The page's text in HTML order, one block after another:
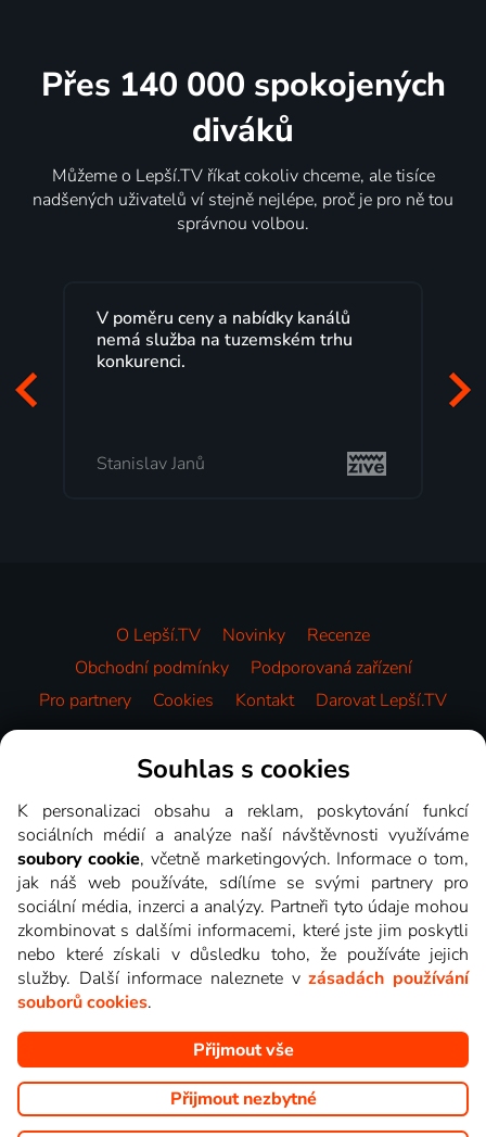
Přes 140 000 spokojených
diváků
Můžeme o Lepší.TV říkat cokoliv chceme, ale tisíce
nadšených uživatelů ví stejně nejlépe, proč je pro ně tou
správnou volbou.
Lepší.TV sleduji už několik let s
maximální spokojeností. Velký výběr
programů a nemuset běžet k TV na
Milada Tomešová
O Lepší.TV Novinky
Recenze
Obchodní podmínky
Podporovaná zařízení
Pro partnery
Cookies Kontakt Darovat Lepší.TV
Videotéka
Copyright © goNET s.r.o. Na tomto webu jsou zobrazovány
obrázky z pořadů TV stanic, které můžete sledovat v Lepší.TV.
Souhlas s cookies
K personalizaci obsahu a reklam, poskytování funkcí
sociálních médií a analýze naší návštěvnosti využíváme
soubory cookie, včetně marketingových. Informace o tom,
jak náš web používáte, sdílíme se svými partnery pro
sociální média, inzerci a analýzy. Partneři tyto údaje mohou
zkombinovat s dalšími informacemi, které jste jim poskytli
nebo které získali v důsledku toho, že používáte jejich
služby. Další informace naleznete vzásadách používání
souborů cookies.
Přijmout vše
Přijmout nezbytné